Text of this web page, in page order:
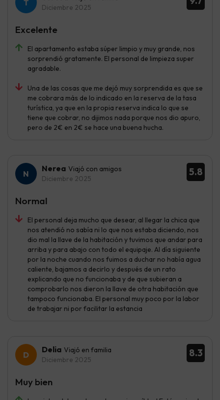
Diciembre 2025
El apartamento estaba súper limpio y muy grande, nos
sorprendió gratamente. El personal de limpieza super
agradable.
Una de las cosas que me dejó muy sorprendida es que se
me cobrara más de lo indicado en la reserva de la tasa
turística, ya que en la propia reserva indica lo que se
tiene que cobrar, no dijimos nada porque nos dio apuro,
pero de 2€ en 2€ se hace una buena hucha.
Excelente
5.8
Nerea Viajó con amigos
Diciembre 2025
El personal deja mucho que desear, al llegar la chica que
nos atendió no sabía ni lo que nos estaba diciendo, nos
dio mal la llave de la habitación y tuvimos que andar para
arriba y para abajo con todo el equipaje. Al día siguiente
por la noche cuando nos fuimos a duchar no había agua
caliente, bajamos a decirlo y después de un rato
explicando que no funcionaba y de que subieran a
comprobarlo nos dieron la llave de otra habitación que
tampoco funcionaba. El personal muy poco por la labor
de trabajar ni por facilitar la estancia
Normal
8.3
Delia Viajó en familia
Diciembre 2025
Muy bien